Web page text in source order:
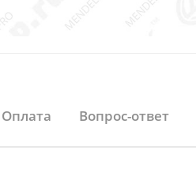
Оплата Вопрос-ответ